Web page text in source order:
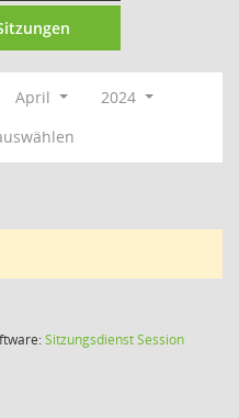
April
2024
SitzungsdienstSession(Wird in